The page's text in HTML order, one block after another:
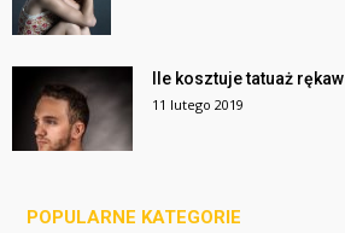
Ile kosztuje tatuaż rękaw
11 lutego 2019
POPULARNE KATEGORIE